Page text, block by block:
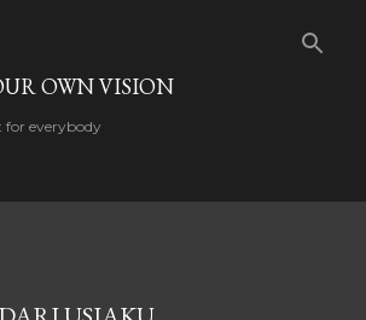
OWN VISION
for everybody